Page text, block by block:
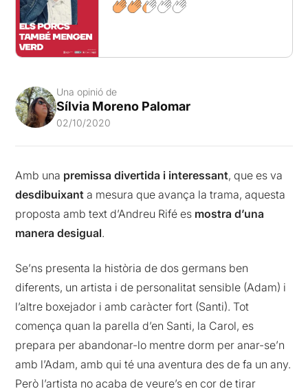
Una opinió de
Sílvia Moreno Palomar
02/10/2020
Amb una premissa divertida i interessant, que es va
desdibuixant a mesura que avança la trama, aquesta
proposta amb text d’Andreu Rifé es mostra d’una
manera desigual.
Se’ns presenta la història de dos germans ben
diferents, un artista i de personalitat sensible (Adam) i
l’altre boxejador i amb caràcter fort (Santi). Tot
comença quan la parella d’en Santi, la Carol, es
prepara per abandonar-lo mentre dorm per anar-se’n
amb l’Adam, amb qui té una aventura des de fa un any.
Però l’artista no acaba de veure’s en cor de tirar